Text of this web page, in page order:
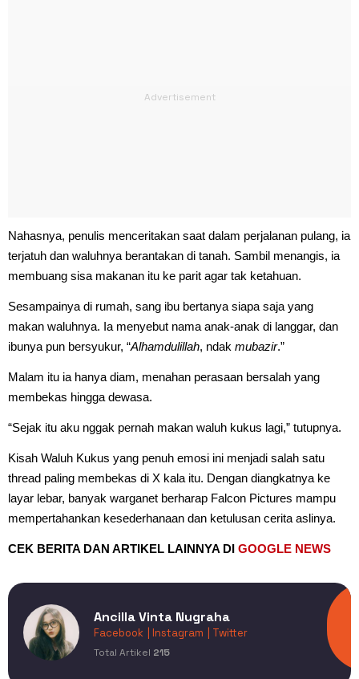
Nahasnya, penulis menceritakan saat dalam perjalanan pulang, ia
terjatuh dan waluhnya berantakan di tanah. Sambil menangis, ia
membuang sisa makanan itu ke parit agar tak ketahuan.
Sesampainya di rumah, sang ibu bertanya siapa saja yang
makan waluhnya. Ia menyebut nama anak-anak di langgar, dan
ibunya pun bersyukur, “Alhamdulillah, ndak mubazir.”
Malam itu ia hanya diam, menahan perasaan bersalah yang
membekas hingga dewasa.
“Sejak itu aku nggak pernah makan waluh kukus lagi,” tutupnya.
Kisah Waluh Kukus yang penuh emosi ini menjadi salah satu
thread paling membekas di X kala itu. Dengan diangkatnya ke
layar lebar, banyak warganet berharap Falcon Pictures mampu
mempertahankan kesederhanaan dan ketulusan cerita aslinya.
CEK BERITA DAN ARTIKEL LAINNYA DI GOOGLE NEWS
Ancilla Vinta Nugraha
Facebook | Instagram | Twitter
Total Artikel 215